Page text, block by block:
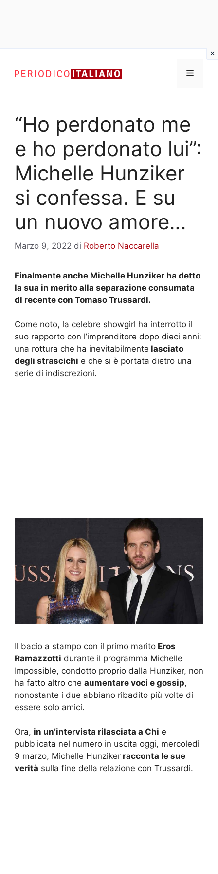
contenuto
Menu
“Ho perdonato me
e ho perdonato lui”:
Michelle Hunziker
si confessa. E su
un nuovo amore…
Marzo 9, 2022 di Roberto Naccarella
Finalmente anche Michelle Hunziker ha detto
la sua in merito alla separazione consumata
di recente con Tomaso Trussardi.
Come noto, la celebre showgirl ha interrotto il
suo rapporto con l’imprenditore dopo dieci anni:
una rottura che ha inevitabilmente lasciato
degli strascichi e che si è portata dietro una
serie di indiscrezioni.
Il bacio a stampo con il primo marito Eros
Ramazzotti durante il programma Michelle
Impossible, condotto proprio dalla Hunziker, non
ha fatto altro che aumentare voci e gossip,
nonostante i due abbiano ribadito più volte di
essere solo amici.
Ora, in un’intervista rilasciata a Chi e
pubblicata nel numero in uscita oggi, mercoledì
9 marzo, Michelle Hunziker racconta le sue
verità sulla fine della relazione con Trussardi.